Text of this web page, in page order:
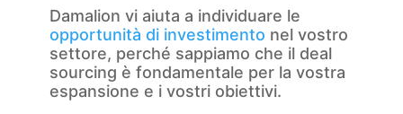
Damalion vi aiuta a individuare le
opportunità di investimento nel vostro
settore, perché sappiamo che il deal
sourcing è fondamentale per la vostra
espansione e i vostri obiettivi.